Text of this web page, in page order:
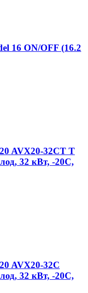
16 ON/OFF (16.2
AVX20-32CT T
32 кВт, -20С,
AVX20-32C
32 кВт, -20С,